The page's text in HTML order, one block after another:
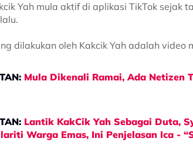
Yah mula aktif di aplikasi TikTok sejak
dilakukan oleh Kakcik Yah adalah
Mula Dikenali Ramai, Ada Netizen
Lantik KakCik Yah Sebagai Duta,
Warga Emas, Ini Penjelasan Ica -